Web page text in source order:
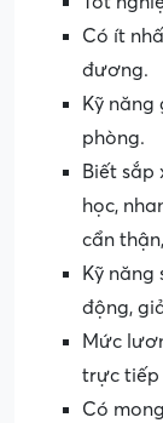
Có ít
đương.
Kỹ
phòng.
Biết sắp
học,
cẩn
Kỹ
động,
Mức
trực tiếp
Có